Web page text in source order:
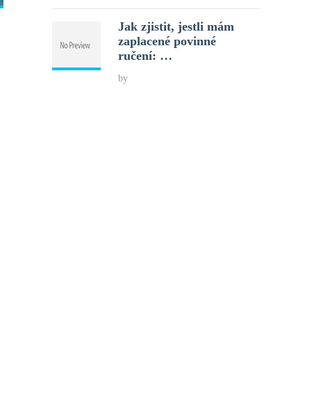
Jak zjistit, jestli mám
zaplacené povinné
ručení: …
by